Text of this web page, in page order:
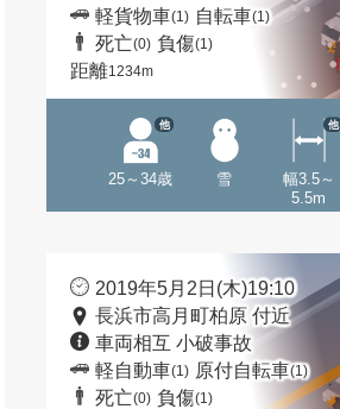
軽貨物車(1) 自転車(1)
死亡(0) 負傷(1)
距離1234m
25～34歳
他
雪
幅3.5～
5.5m
他
2019年5月2日(木)19:10
長浜市高月町柏原 付近
車両相互 小破事故
軽自動車(1) 原付自転車(1)
死亡(0) 負傷(1)